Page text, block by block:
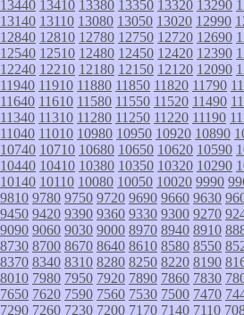
13440 13410 13380 13350 13320 13290
13140 13110 13080 13050 13020 12990
12840 12810 12780 12750 12720 12690
12540 12510 12480 12450 12420 12390
12240 12210 12180 12150 12120 12090
11940 11910 11880 11850 11820 11790
11640 11610 11580 11550 11520 11490
11340 11310 11280 11250 11220 11190
11040 11010 10980 10950 10920 10890
10740 10710 10680 10650 10620 10590
10440 10410 10380 10350 10320 10290
10140 10110 10080 10050 10020 9990
9810 9780 9750 9720 9690 9660 9630
9450 9420 9390 9360 9330 9300 9270
9090 9060 9030 9000 8970 8940 8910
8730 8700 8670 8640 8610 8580 8550
8370 8340 8310 8280 8250 8220 8190
8010 7980 7950 7920 7890 7860 7830
7650 7620 7590 7560 7530 7500 7470
7290 7260 7230 7200 7170 7140 7110